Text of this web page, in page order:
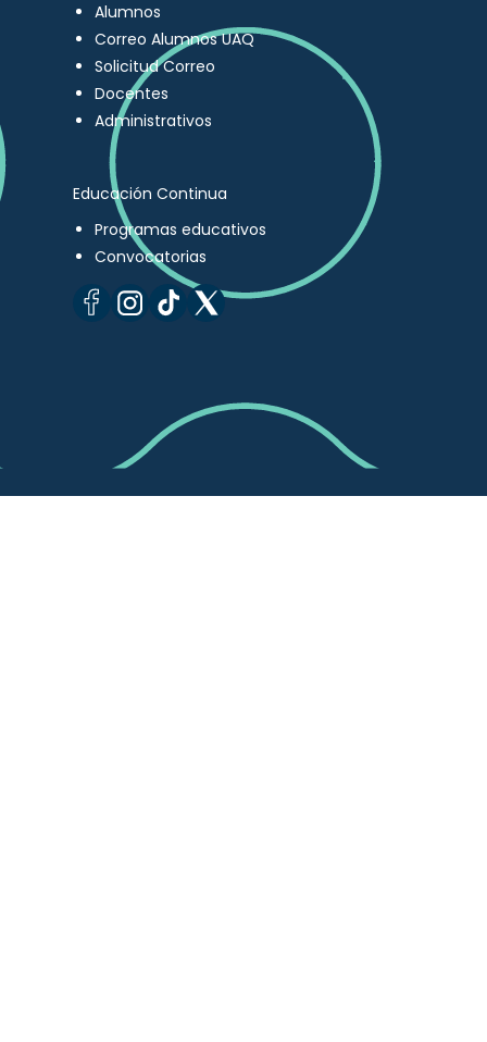
Alumnos
Correo Alumnos UAQ
Solicitud Correo
Docentes
Administrativos
Educación Continua
Programas educativos
Convocatorias